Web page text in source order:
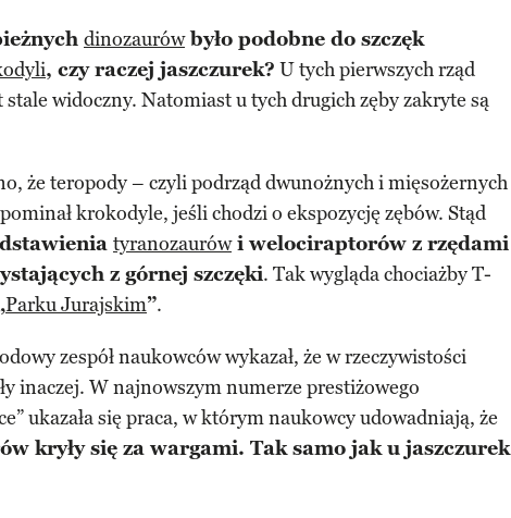
dinozaurówbyło podobne do szczęk
, czy raczej jaszczurek? U tych pierwszych rząd
stale widoczny. Natomiast u tych drugich zęby zakryte są
że teropody – czyli podrząd dwunożnych i mięsożernych
krokodyle, jeśli chodzi o ekspozycję zębów. Stąd
tyranozaurówi welociraptorów z rzędami
z górnej szczęki. Tak wygląda chociażby T-
Parku Jurajskim”.
zespół naukowców wykazał, że w rzeczywistości
inaczej. W najnowszym numerze prestiżowego
ukazała się praca, w którym naukowcy udowadniają, że
kryły się za wargami. Tak samo jak u jaszczurek